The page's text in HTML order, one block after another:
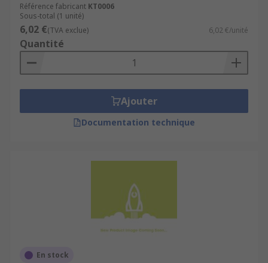
Référence fabricant KT0006
Sous-total (1 unité)
6,02 €(TVA exclue) 6,02 €/unité
Quantité
Ajouter
Documentation technique
En stock